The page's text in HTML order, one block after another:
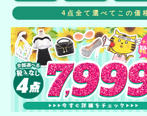
4点全て選べてこの価